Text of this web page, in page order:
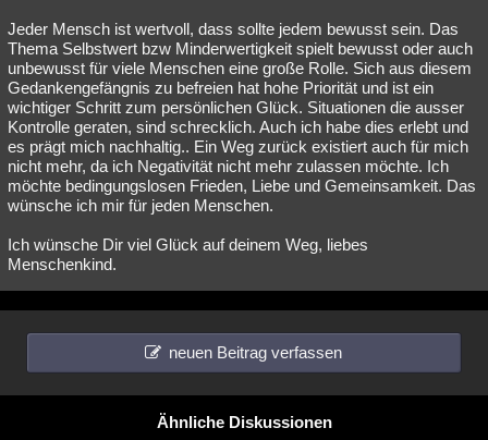
Jeder Mensch ist wertvoll, dass sollte jedem bewusst sein. Das
Thema Selbstwert bzw Minderwertigkeit spielt bewusst oder auch
unbewusst für viele Menschen eine große Rolle. Sich aus diesem
Gedankengefängnis zu befreien hat hohe Priorität und ist ein
wichtiger Schritt zum persönlichen Glück. Situationen die ausser
Kontrolle geraten, sind schrecklich. Auch ich habe dies erlebt und
es prägt mich nachhaltig.. Ein Weg zurück existiert auch für mich
nicht mehr, da ich Negativität nicht mehr zulassen möchte. Ich
möchte bedingungslosen Frieden, Liebe und Gemeinsamkeit. Das
wünsche ich mir für jeden Menschen.
Ich wünsche Dir viel Glück auf deinem Weg, liebes
Menschenkind.
neuen Beitrag verfassen
Ähnliche Diskussionen